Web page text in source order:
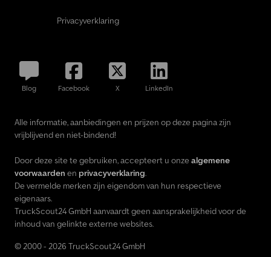
Privacyverklaring
Blog Facebook X LinkedIn
Alle informatie, aanbiedingen en prijzen op deze pagina zijn
vrijblijvend en niet-bindend!
Door deze site te gebruiken, accepteert u onze algemene
voorwaarden en privacyverklaring.
De vermelde merken zijn eigendom van hun respectieve
eigenaars.
TruckScout24 GmbH aanvaardt geen aansprakelijkheid voor de
inhoud van gelinkte externe websites.
© 2000 - 2026 TruckScout24 GmbH